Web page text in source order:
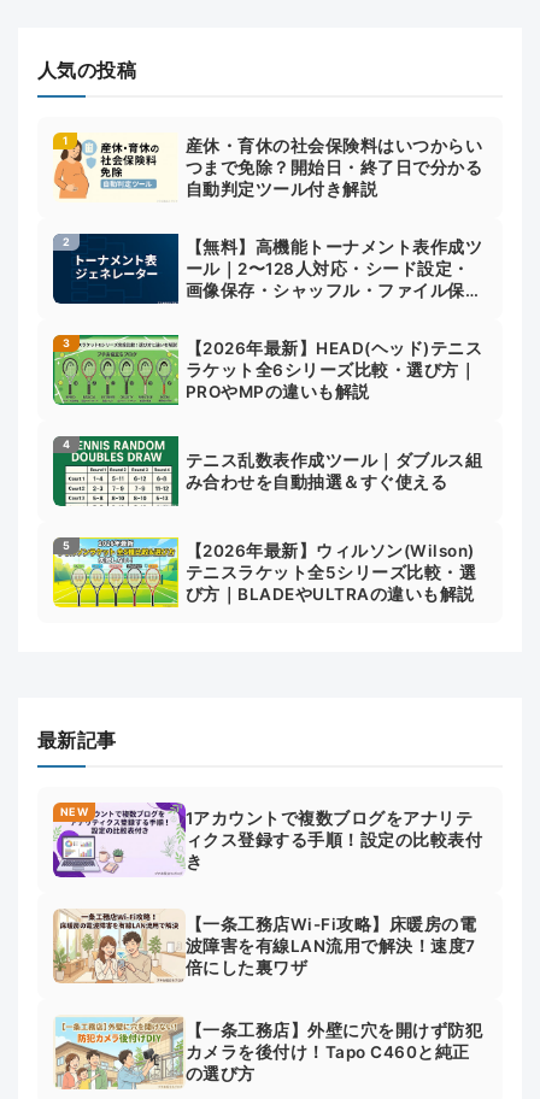
人気の投稿
産休・育休の社会保険料はいつからい
つまで免除？開始日・終了日で分かる
自動判定ツール付き解説
【無料】高機能トーナメント表作成ツ
ール｜2〜128人対応・シード設定・
画像保存・シャッフル・ファイル保存
【2026年最新】HEAD(ヘッド)テニス
ラケット全6シリーズ比較・選び方｜
PROやMPの違いも解説
テニス乱数表作成ツール｜ダブルス組
み合わせを自動抽選＆すぐ使える
【2026年最新】ウィルソン(Wilson)
テニスラケット全5シリーズ比較・選
び方｜BLADEやULTRAの違いも解説
最新記事
NEW
1アカウントで複数ブログをアナリテ
ィクス登録する手順！設定の比較表付
き
【一条工務店Wi-Fi攻略】床暖房の電
波障害を有線LAN流用で解決！速度7
倍にした裏ワザ
【一条工務店】外壁に穴を開けず防犯
カメラを後付け！Tapo C460と純正
の選び方